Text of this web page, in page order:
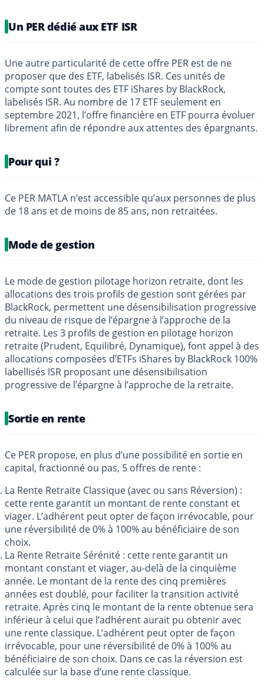
Un PER dédié aux ETF ISR
Une autre particularité de cette offre PER est de ne
proposer que des ETF, labelisés ISR. Ces unités de
compte sont toutes des ETF iShares by BlackRock,
labelisés ISR. Au nombre de 17 ETF seulement en
septembre 2021, l’offre financière en ETF pourra évoluer
librement afin de répondre aux attentes des épargnants.
Pour qui ?
Ce PER MATLA n’est accessible qu’aux personnes de plus
de 18 ans et de moins de 85 ans, non retraitées.
Mode de gestion
Le mode de gestion pilotage horizon retraite, dont les
allocations des trois profils de gestion sont gérées par
BlackRock, permettent une désensibilisation progressive
du niveau de risque de l’épargne à l’approche de la
retraite. Les 3 profils de gestion en pilotage horizon
retraite (Prudent, Equilibré, Dynamique), font appel à des
allocations composées d’ETFs iShares by BlackRock 100%
labellisés ISR proposant une désensibilisation
progressive de l’épargne à l’approche de la retraite.
Sortie en rente
Ce PER propose, en plus d’une possibilité en sortie en
capital, fractionné ou pas, 5 offres de rente :
La Rente Retraite Classique (avec ou sans Réversion) :
cette rente garantit un montant de rente constant et
viager. L’adhérent peut opter de façon irrévocable, pour
une réversibilité de 0% à 100% au bénéficiaire de son
choix.
La Rente Retraite Sérénité : cette rente garantit un
montant constant et viager, au-delà de la cinquième
année. Le montant de la rente des cinq premières
années est doublé, pour faciliter la transition activité
retraite. Après cinq le montant de la rente obtenue sera
inférieur à celui que l’adhérent aurait pu obtenir avec
une rente classique. L’adhérent peut opter de façon
irrévocable, pour une réversibilité de 0% à 100% au
bénéficiaire de son choix. Dans ce cas la réversion est
calculée sur la base d’une rente classique.